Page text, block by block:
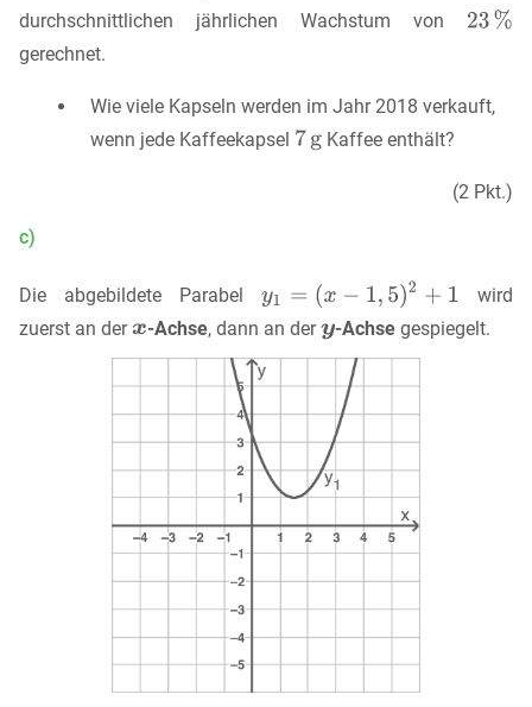
durchschnittlichen jährlichen Wachstum von
gerechnet.
Wie viele Kapseln werden im Jahr 2018 verkauft,
wenn jede Kaffeekapsel
Kaffee enthält?
(2 Pkt.)
c)
Die abgebildete Parabel
wird
zuerst an der
-Achse, dann an der -Achsegespiegelt.